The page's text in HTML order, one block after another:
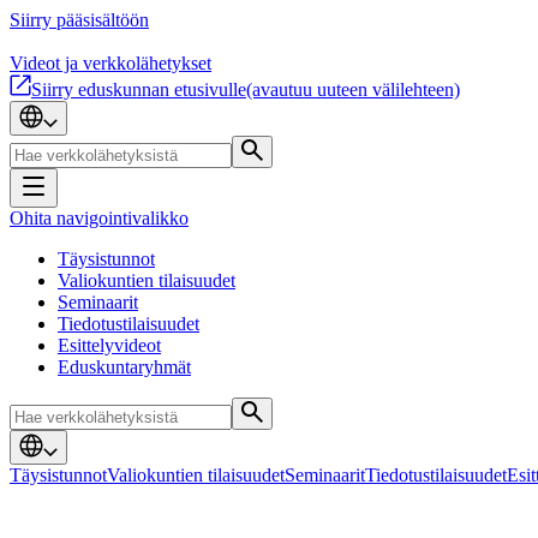
Siirry pääsisältöön
Videot ja verkkolähetykset
Siirry eduskunnan etusivulle(avautuu uuteen välilehteen)
Ohita navigointivalikko
Täysistunnot
Valiokuntien tilaisuudet
Seminaarit
Tiedotustilaisuudet
Esittelyvideot
Eduskuntaryhmät
TäysistunnotValiokuntien tilaisuudetSeminaaritTiedotustilaisuudet